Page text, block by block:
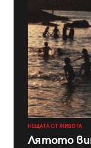
НЕЩАТА ОТ ЖИВОТА
Лятото